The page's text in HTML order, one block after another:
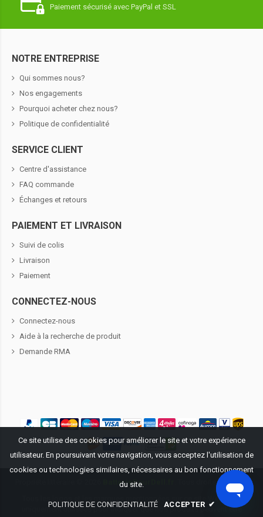
Paiement sécurisé avec PayPal et SSL
NOTRE ENTREPRISE
Qui sommes nous?
Nos engagements
Pourquoi acheter chez nous?
Politique de confidentialité
SERVICE CLIENT
Centre d'assistance
FAQ commande
Échanges et retours
PAIEMENT ET LIVRAISON
Suivi de colis
Livraison
Paiement
CONNECTEZ-NOUS
Connectez-nous
Aide à la recherche de produit
Demande RMA
BatteriePourDell.fr
. Tous droits réservés.
Tous les logos et les marques mentionnées sur ce site Web sont
uniquement utilisées pour indiquer que nos produits peuvent être
Ce site utilise des cookies pour améliorer le site et votre expérience
utilisateur. En poursuivant votre navigation, vous acceptez l'utilisation de
cookies ou technologies similaires, nécessaires au bon fonctionnement
du site.
POLITIQUE DE CONFIDENTIALITÉ ACCEPTER ✔